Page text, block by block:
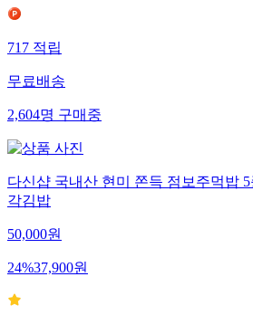
717적립
무료배송
2,604명구매중
다신샵 국내산 현미 쫀득 점보주먹밥
각김밥
50,000원
24%37,900원